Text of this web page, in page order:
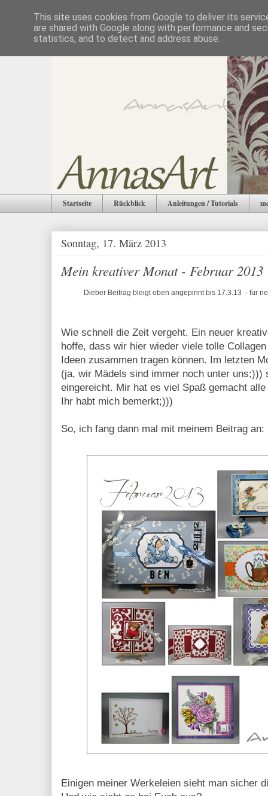
Startseite Rückblick Anleitungen / Tutorials
Sonntag, 17. März 2013
Mein kreativer Monat - Februar 2013
Dieber Beitrag bleigt oben angepinnt bis 17.3.13 - für
Wie schnell die Zeit vergeht. Ein neuer
hoffe, dass wir hier wieder viele tolle
Ideen zusammen tragen können. Im letzten
(ja, wir Mädels sind immer noch unter uns;)))
eingereicht. Mir hat es viel Spaß gemacht
Ihr habt mich bemerkt;)))
So, ich fang dann mal mit meinem Beitrag an:
Einigen meiner Werkeleien sieht man sicher
This site uses cookies from Google to deliver its
are shared with Google along with performance and
statistics, and to detect and address abuse.